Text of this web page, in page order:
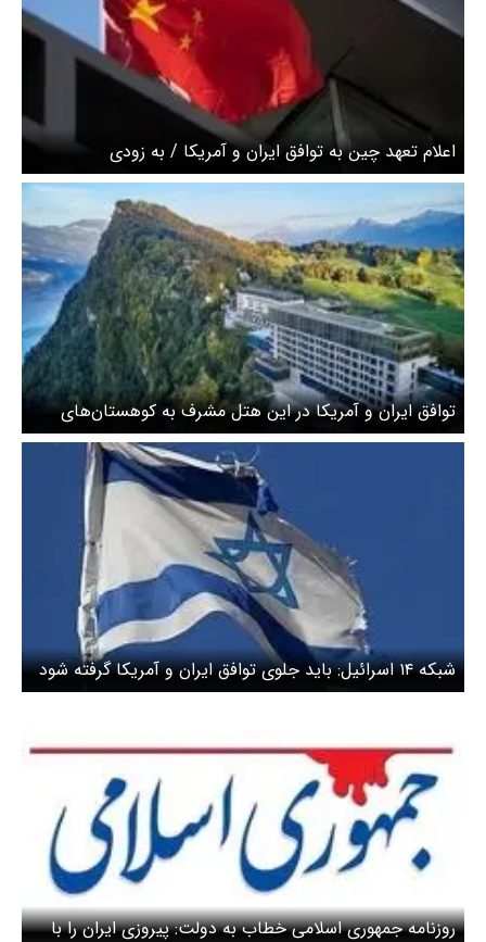
اعلام تعهد چین به توافق ایران و آمریکا / به زودی
محموله‌های بشردوستانه به ایران و لبنان ارسال می‌کنیم
توافق ایران و آمریکا در این هتل مشرف به کوهستان‌های
آلپ سوییس امضا می‌شود + عکس
شبکه ۱۴ اسرائیل: باید جلوی توافق ایران و آمریکا گرفته شود
روزنامه جمهوری اسلامی خطاب به دولت: پیروزی ایران را با